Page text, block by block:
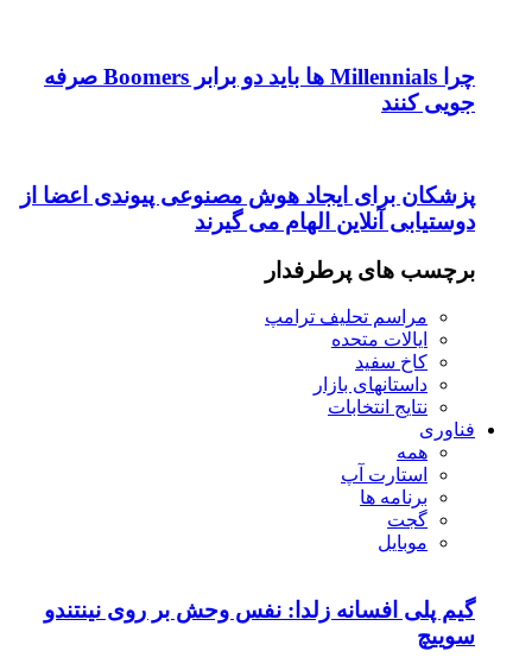
چرا Millennials ها باید دو برابر Boomers صرفه
جویی کنند
پزشکان برای ایجاد هوش مصنوعی پیوندی اعضا از
دوستیابی آنلاین الهام می گیرند
برچسب های پرطرفدار
مراسم تحلیف ترامپ
ایالات متحده
کاخ سفید
داستانهای بازار
نتایج انتخابات
فناوری
همه
استارت آپ
برنامه ها
گجت
موبایل
گیم پلی افسانه زلدا: نفس وحش بر روی نینتندو
سوییچ